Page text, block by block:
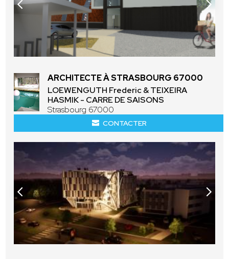
ARCHITECTE À STRASBOURG 67000
LOEWENGUTH Frederic & TEIXEIRA
HASMIK - CARRE DE SAISONS
Strasbourg 67000
CONTACTER